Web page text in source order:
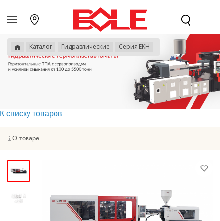
Каталог Гидравлические Серия EKH
К списку товаров
О товаре